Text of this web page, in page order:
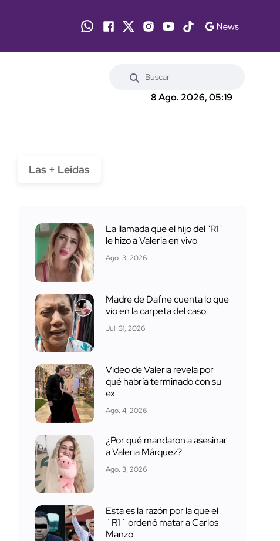
8 Ago. 2026, 05:19
Las + Leídas
La llamada que el hijo del "R1"
le hizo a Valeria en vivo
Ago. 3, 2026
Madre de Dafne cuenta lo que
vio en la carpeta del caso
Jul. 31, 2026
Video de Valeria revela por
qué habría terminado con su
ex
Ago. 4, 2026
¿Por qué mandaron a asesinar
a Valeria Márquez?
Ago. 3, 2026
Esta es la razón por la que el
´R1´ ordenó matar a Carlos
Manzo